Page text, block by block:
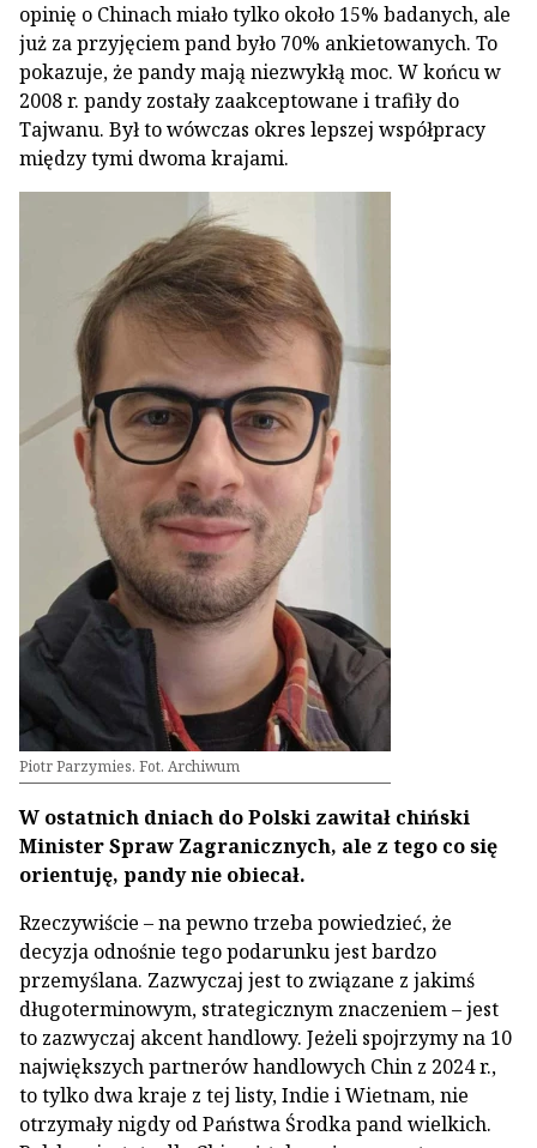
opinię o Chinach miało tylko około 15% badanych, ale
już za przyjęciem pand było 70% ankietowanych. To
pokazuje, że pandy mają niezwykłą moc. W końcu w
2008 r. pandy zostały zaakceptowane i trafiły do
Tajwanu. Był to wówczas okres lepszej współpracy
między tymi dwoma krajami.
Piotr Parzymies. Fot. Archiwum
W ostatnich dniach do Polski zawitał chiński
Minister Spraw Zagranicznych, ale z tego co się
orientuję, pandy nie obiecał.
Rzeczywiście – na pewno trzeba powiedzieć, że
decyzja odnośnie tego podarunku jest bardzo
przemyślana. Zazwyczaj jest to związane z jakimś
długoterminowym, strategicznym znaczeniem – jest
to zazwyczaj akcent handlowy. Jeżeli spojrzymy na 10
największych partnerów handlowych Chin z 2024 r.,
to tylko dwa kraje z tej listy, Indie i Wietnam, nie
otrzymały nigdy od Państwa Środka pand wielkich.